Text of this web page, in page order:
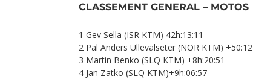
CLASSEMENT GENERAL – MOTOS
1 Gev Sella (ISR KTM) 42h:13:11
2 Pal Anders Ullevalseter (NOR KTM) +50:12
3 Martin Benko (SLQ KTM) +8h:20:51
4 Jan Zatko (SLQ KTM)+9h:06:57